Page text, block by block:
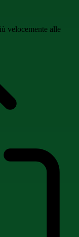
velocemente alle